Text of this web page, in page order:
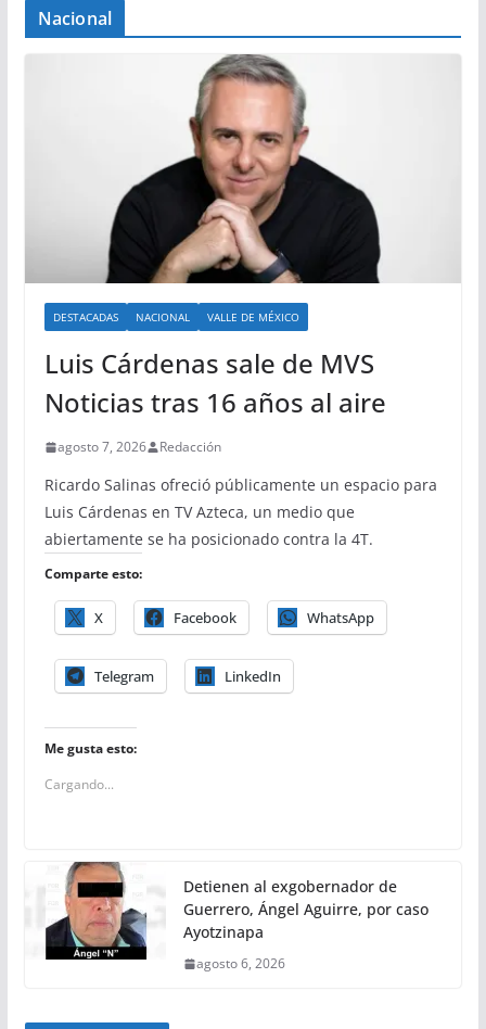
Nacional
DESTACADAS NACIONAL VALLE DE MÉXICO
Luis Cárdenas sale de MVS
Noticias tras 16 años al aire
agosto 7, 2026 Redacción
Ricardo Salinas ofreció públicamente un espacio para
Luis Cárdenas en TV Azteca, un medio que
abiertamente se ha posicionado contra la 4T.
Comparte esto:
X Facebook WhatsApp
Telegram LinkedIn
Me gusta esto:
Cargando...
Detienen al exgobernador de
Guerrero, Ángel Aguirre, por caso
Ayotzinapa
agosto 6, 2026